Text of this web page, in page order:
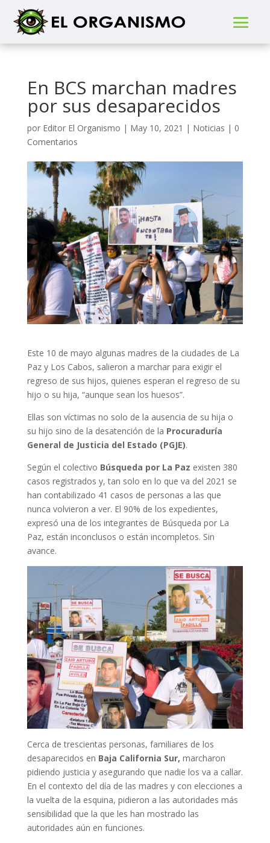
En BCS marchan madres
por sus desaparecidos
por Editor El Organismo | May 10, 2021 | Noticias | 0
Comentarios
Este 10 de mayo algunas madres de la ciudades de La
Paz y Los Cabos, salieron a marchar para exigir el
regreso de sus hijos, quienes esperan el regreso de su
hijo o su hija, “aunque sean los huesos”.
Ellas son víctimas no solo de la ausencia de su hija o
su hijo sino de la desatención de la Procuraduría
General de Justicia del Estado (PGJE).
Según el colectivo Búsqueda por La Paz existen 380
casos registrados y, tan solo en lo que va del 2021 se
han contabilizado 41 casos de personas a las que
nunca volvieron a ver. El 90% de los expedientes,
expresó una de los integrantes de Búsqueda por La
Paz, están inconclusos o están incompletos. Sin
avance.
Cerca de trescientas personas, familiares de los
desaparecidos en Baja California Sur, marcharon
pidiendo justicia y asegurando que nadie los va a callar.
En el contexto del día de las madres y con elecciones a
la vuelta de la esquina, pidieron a las autoridades más
sensibilidad que la que les han mostrado las
autoridades aún en funciones.